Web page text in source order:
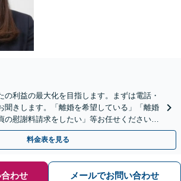
の利益の最大化を目指します。まずは電話・
聞きします。「離婚を希望している」「離婚
の慰謝料請求をしたい」等お任せください。
定】
料金表を見る
わせ メールでお問い合わせ